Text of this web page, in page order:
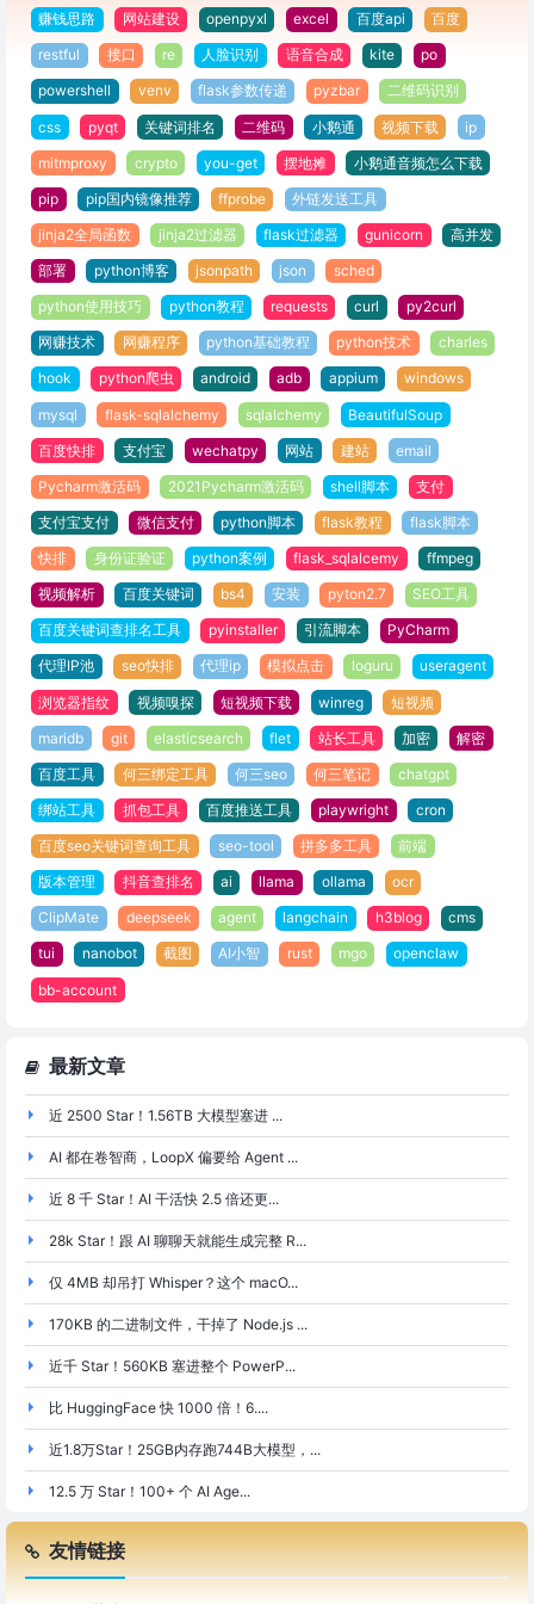
赚钱思路 网站建设 openpyxl excel 百度api 百度
restful 接口 re 人脸识别 语音合成 kite po
powershell venv flask参数传递 pyzbar 二维码识别
css pyqt 关键词排名 二维码 小鹅通 视频下载 ip
mitmproxy crypto you-get 摆地摊 小鹅通音频怎么下载
pip pip国内镜像推荐 ffprobe 外链发送工具
jinja2全局函数 jinja2过滤器 flask过滤器 gunicorn 高并发
部署 python博客 jsonpath json sched
python使用技巧 python教程 requests curl py2curl
网赚技术 网赚程序 python基础教程 python技术 charles
hook python爬虫 android adb appium windows
mysql flask-sqlalchemy sqlalchemy BeautifulSoup
百度快排 支付宝 wechatpy 网站 建站 email
Pycharm激活码 2021Pycharm激活码 shell脚本 支付
支付宝支付 微信支付 python脚本 flask教程 flask脚本
快排 身份证验证 python案例 flask_sqlalcemy ffmpeg
视频解析 百度关键词 bs4 安装 pyton2.7 SEO工具
百度关键词查排名工具 pyinstaller 引流脚本 PyCharm
代理IP池 seo快排 代理ip 模拟点击 loguru useragent
浏览器指纹 视频嗅探 短视频下载 winreg 短视频
maridb git elasticsearch flet 站长工具 加密 解密
百度工具 何三绑定工具 何三seo 何三笔记 chatgpt
绑站工具 抓包工具 百度推送工具 playwright cron
百度seo关键词查询工具 seo-tool 拼多多工具 前端
版本管理 抖音查排名 ai llama ollama ocr
ClipMate deepseek agent langchain h3blog cms
tui nanobot 截图 AI小智 rust mgo openclaw
bb-account
最新文章
近 2500 Star！1.56TB 大模型塞进 ...
AI 都在卷智商，LoopX 偏要给 Agent ...
近 8 千 Star！AI 干活快 2.5 倍还更...
28k Star！跟 AI 聊聊天就能生成完整 R...
仅 4MB 却吊打 Whisper？这个 macO...
170KB 的二进制文件，干掉了 Node.js ...
近千 Star！560KB 塞进整个 PowerP...
比 HuggingFace 快 1000 倍！6....
近1.8万Star！25GB内存跑744B大模型，...
12.5 万 Star！100+ 个 AI Age...
友情链接